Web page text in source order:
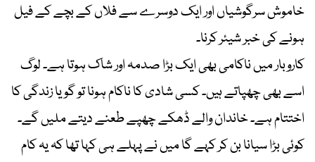
خاموش سرگوشیاں اور ایک دوسرے سے فلاں کے بچے کے فیل
ہونے کی خبر شیئر کرنا۔
کاروبار میں ناکامی بھی ایک بڑا صدمہ اور شاک ہوتا ہے۔ لوگ
اسے بھی چھپاتے ہیں۔ کسی شادی کا ناکام ہونا تو گویا زندگی کا
اختتام ہے۔ خاندان والے ڈھکے چھپے طعنے دیتے ملیں گے۔
کوئی بڑا سیانا بن کر کہے گا میں نے پہلے ہی کہا تھا کہ یہ کام